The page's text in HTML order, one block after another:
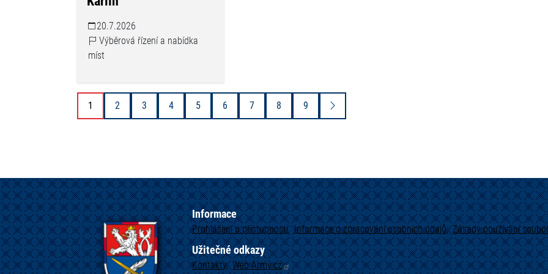
20.7.2026
Výběrová řízení a nabídka
míst
1 2 3 4 5 6 7 8 9
Informace
Prohlášení o přístupnosti Informace o zpracování osobních údajů Zásady používání
Užitečné odkazy
Kontakty WebArmy.cz